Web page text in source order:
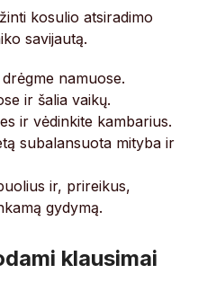
kosulio atsiradimo
savijautą.
namuose.
ir šalia vaikų.
ir vėdinkite kambarius.
subalansuota mityba ir
ir, prireikus,
gydymą.
klausimai